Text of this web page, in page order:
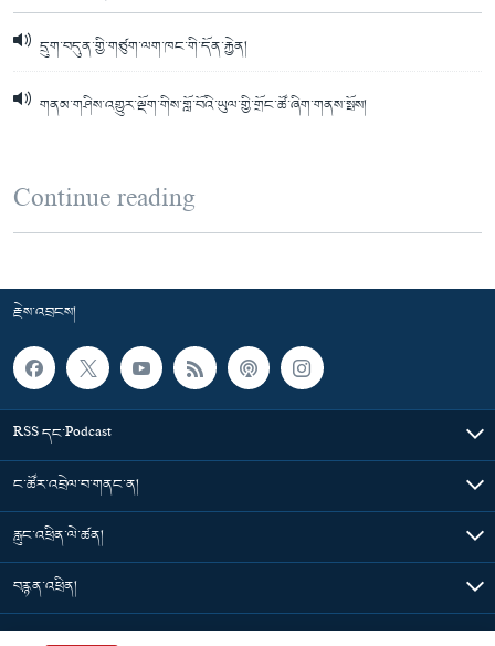
དྲུག་བདུན་གྱི་གཙུག་ལག་ཁང་གི་དོན་རྐྱེན།
གནམ་གཤིས་འགྱུར་ལྡོག་གིས་གློ་བོའི་ཡུལ་གྱི་གྲོང་ཚོ་ཞིག་གནས་སྤོས།
Continue reading
རྗེས་འབྲངས།
RSS དང་Podcast
ང་ཚོར་འབྲེལ་བ་གནང་ན།
རླུང་འཕྲིན་ལེ་ཚན།
བརྙན་འཕྲིན།
གསར་འགྱུར་ཁག